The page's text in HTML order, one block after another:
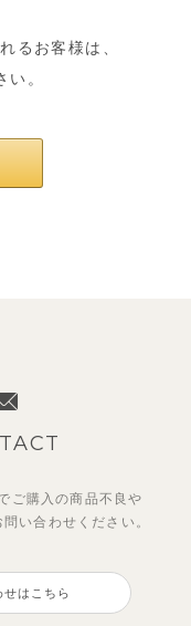
るお客様は、
。
ご購入の商品不良や
問い合わせください。
せはこちら